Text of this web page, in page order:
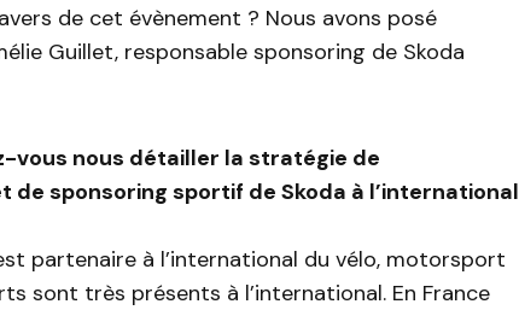
de cet évènement ? Nous avons posé
Guillet, responsable sponsoring de Skoda
vous nous détailler la stratégie de
sponsoring sportif de Skoda à l’international
partenaire à l’international du vélo, motorsport
sont très présents à l’international. En France